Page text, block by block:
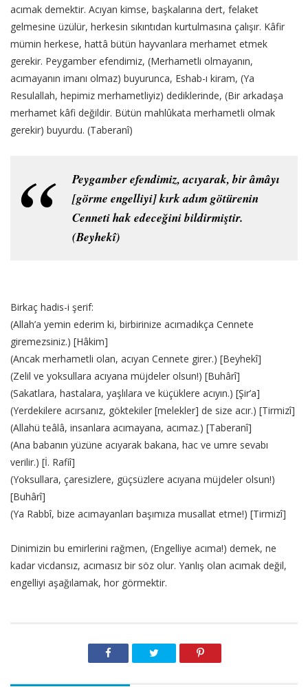
acımak demektir. Acıyan kimse, başkalarına dert, felaket
gelmesine üzülür, herkesin sıkıntıdan kurtulmasına çalışır. Kâfir
mümin herkese, hattâ bütün hayvanlara merhamet etmek
gerekir. Peygamber efendimiz, (Merhametli olmayanın,
acımayanın imanı olmaz) buyurunca, Eshab-ı kiram, (Ya
Resulallah, hepimiz merhametliyiz) dediklerinde, (Bir arkadaşa
merhamet kâfi değildir. Bütün mahlûkata merhametli olmak
gerekir) buyurdu. (Taberanî)
Peygamber efendimiz, acıyarak, bir âmâyı
[görme engelliyi] kırk adım götürenin
Cenneti hak edeceğini bildirmiştir.
(Beyhekî)
Birkaç hadis-i şerif:
(Allah’a yemin ederim ki, birbirinize acımadıkça Cennete
giremezsiniz.) [Hâkim]
(Ancak merhametli olan, acıyan Cennete girer.) [Beyhekî]
(Zelil ve yoksullara acıyana müjdeler olsun!) [Buhârî]
(Sakatlara, hastalara, yaşlılara ve küçüklere acıyın.) [Şir’a]
(Yerdekilere acırsanız, göktekiler [melekler] de size acır.) [Tirmizî]
(Allahü teâlâ, insanlara acımayana, acımaz.) [Taberanî]
(Ana babanın yüzüne acıyarak bakana, hac ve umre sevabı
verilir.) [İ. Rafiî]
(Yoksullara, çaresizlere, güçsüzlere acıyana müjdeler olsun!)
[Buhârî]
(Ya Rabbî, bize acımayanları başımıza musallat etme!) [Tirmizî]
Dinimizin bu emirlerini rağmen, (Engelliye acıma!) demek, ne
kadar vicdansız, acımasız bir söz olur. Yanlış olan acımak değil,
engelliyi aşağılamak, hor görmektir.